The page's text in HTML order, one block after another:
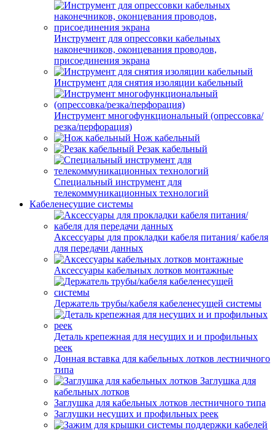
Инструмент для опрессовки кабельных
наконечников, оконцевания проводов,
присоединения экрана
Инструмент для снятия изоляции кабельный
Инструмент многофункциональный (опрессовка/
резка/перфорация)
Нож кабельный
Резак кабельный
Специальный инструмент для
телекоммуникационных технологий
Кабеленесущие системы
Аксессуары для прокладки кабеля питания/ кабеля
для передачи данных
Аксессуары кабельных лотков монтажные
Держатель трубы/кабеля кабеленесущей системы
Деталь крепежная для несущих и и профильных
реек
Донная вставка для кабельных лотков лестничного
типа
Заглушка для
кабельных лотков
Заглушка для кабельных лотков лестничного типа
Заглушки несущих и профильных реек